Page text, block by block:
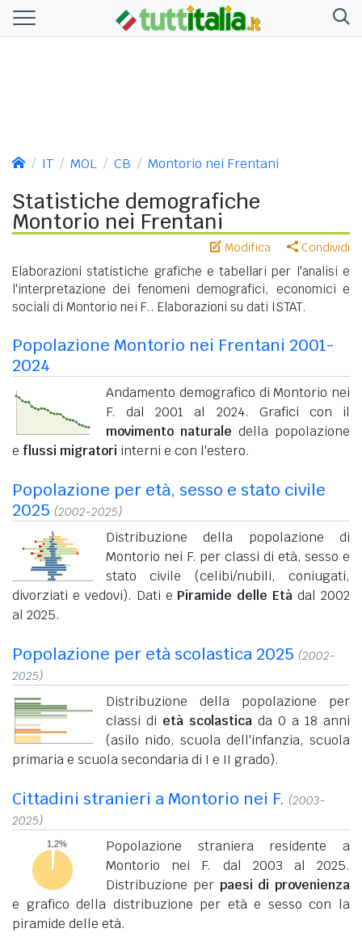
IT MOL CB Montorio nei Frentani
Statistiche demografiche
Montorio nei Frentani
Modifica Condividi
Elaborazioni statistiche grafiche e tabellari per l'analisi e
l'interpretazione dei fenomeni demografici, economici e
sociali di Montorio nei F.. Elaborazioni su dati ISTAT.
Popolazione Montorio nei Frentani 2001-
2024
Andamento demografico di Montorio nei
F. dal 2001 al 2024. Grafici con il
movimento naturale della popolazione
e flussi migratori interni e con l'estero.
Popolazione per età, sesso e stato civile
2025 (2002-2025)
Distribuzione della popolazione di
Montorio nei F. per classi di età, sesso e
stato civile (celibi/nubili, coniugati,
divorziati e vedovi). Dati e Piramide delle Età dal 2002
al 2025.
Popolazione per età scolastica 2025 (2002-
2025)
Distribuzione della popolazione per
classi di età scolastica da 0 a 18 anni
(asilo nido, scuola dell'infanzia, scuola
primaria e scuola secondaria di I e II grado).
Cittadini stranieri a Montorio nei F. (2003-
2025)
Popolazione straniera residente a
Montorio nei F. dal 2003 al 2025.
Distribuzione per paesi di provenienza
e grafico della distribuzione per età e sesso con la
piramide delle età.